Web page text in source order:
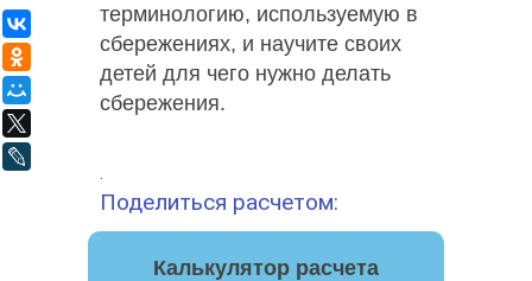
терминологию, используемую в
сбережениях, и научите своих
детей для чего нужно делать
сбережения.
Поделиться расчетом:
Калькулятор расчета
ВКонтакте
Одноклассники
Мой Мир